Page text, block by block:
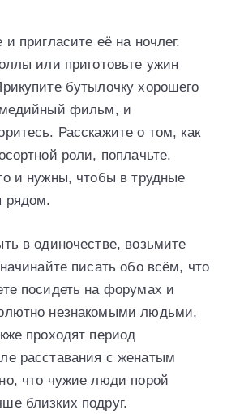
и пригласите её на ночлег.
или приготовьте ужин
бутылочку хорошего
фильм, и
Расскажите о том, как
роли, поплачьте.
и нужны, чтобы в трудные
рядом.
в одиночестве, возьмите
писать обо всём, что
посидеть на форумах и
незнакомыми людьми,
проходят период
расставания с женатым
что чужие люди порой
близких подруг.